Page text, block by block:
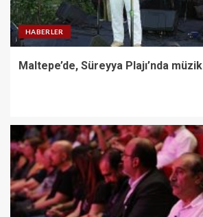
HABERLER
Maltepe’de, Süreyya Plajı’nda